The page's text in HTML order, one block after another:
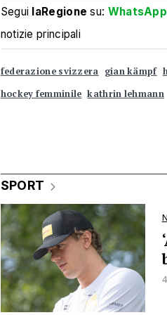
Segui laRegione su: WhatsApp
notizie principali
federazione svizzera gian kämpf
hockey femminile kathrin lehmann
SPORT